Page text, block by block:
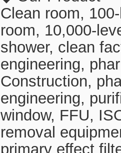
Clean room,
room, 10,000-
shower, clean
engineering,
Construction,
engineering,
window, FFU,
removal
primary effect